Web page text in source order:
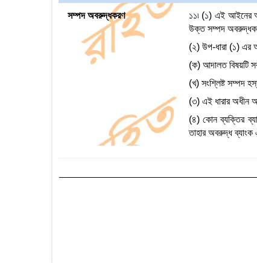
সম্পদ অবরুদ্ধকরণ
১১৷ (১) এই আইনের
উক্ত সম্পদ
(২) উপ-ধারা (১) এর
(ক) আদালত বিষয়টি
(খ) সংশ্লিষ্ট সম্পদ
(৩) এই ধারার অধীন
(৪) কোন ব্যক্তির
তাহার অবরুদ্ধ ব্যাংক